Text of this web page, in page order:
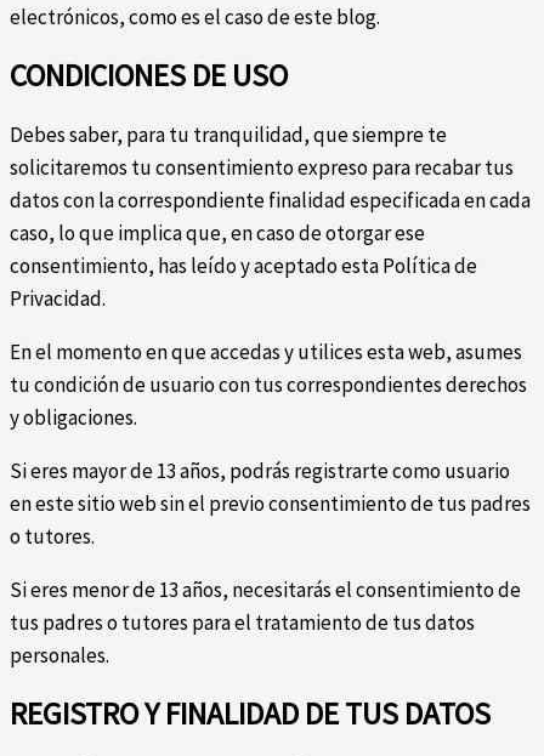
electrónicos, como es el caso de este blog.
CONDICIONES DE USO
Debes saber, para tu tranquilidad, que siempre te
solicitaremos tu consentimiento expreso para recabar tus
datos con la correspondiente finalidad especificada en cada
caso, lo que implica que, en caso de otorgar ese
consentimiento, has leído y aceptado esta Política de
Privacidad.
En el momento en que accedas y utilices esta web, asumes
tu condición de usuario con tus correspondientes derechos
y obligaciones.
Si eres mayor de 13 años, podrás registrarte como usuario
en este sitio web sin el previo consentimiento de tus padres
o tutores.
Si eres menor de 13 años, necesitarás el consentimiento de
tus padres o tutores para el tratamiento de tus datos
personales.
REGISTRO Y FINALIDAD DE TUS DATOS